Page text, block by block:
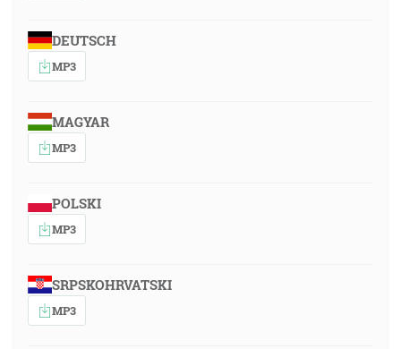
DEUTSCH
MP3
MAGYAR
MP3
POLSKI
MP3
SRPSKOHRVATSKI
MP3